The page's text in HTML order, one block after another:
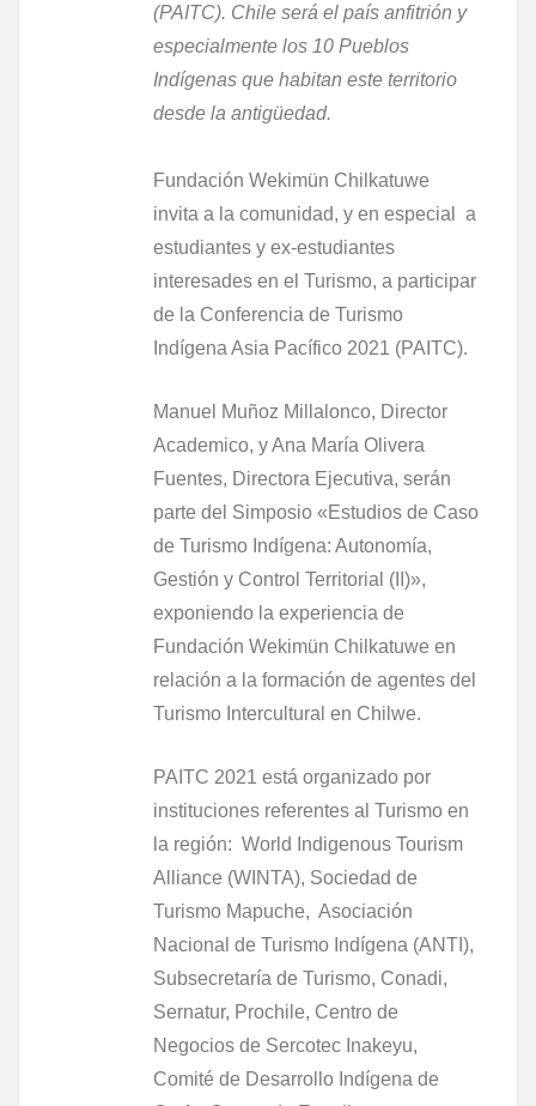
(PAITC). Chile será el país anfitrión y
especialmente los 10 Pueblos
Indígenas que habitan este territorio
desde la antigüedad.
Fundación Wekimün Chilkatuwe
invita a la comunidad, y en especial a
estudiantes y ex-estudiantes
interesades en el Turismo, a participar
de la Conferencia de Turismo
Indígena Asia Pacífico 2021 (PAITC).
Manuel Muñoz Millalonco, Director
Academico, y Ana María Olivera
Fuentes, Directora Ejecutiva, serán
parte del Simposio «Estudios de Caso
de Turismo Indígena: Autonomía,
Gestión y Control Territorial (II)»,
exponiendo la experiencia de
Fundación Wekimün Chilkatuwe en
relación a la formación de agentes del
Turismo Intercultural en Chilwe.
PAITC 2021 está organizado por
instituciones referentes al Turismo en
la región: World Indigenous Tourism
Alliance (WINTA), Sociedad de
Turismo Mapuche, Asociación
Nacional de Turismo Indígena (ANTI),
Subsecretaría de Turismo, Conadi,
Sernatur, Prochile, Centro de
Negocios de Sercotec Inakeyu,
Comité de Desarrollo Indígena de